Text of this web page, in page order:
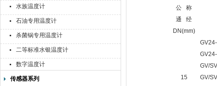
水族温度计
石油专用温度计
杀菌锅专用温度计
二等标准水银温度计
数字温度计
传感器系列
公 称
通 经
DN(mm)
15
GV/
GV/